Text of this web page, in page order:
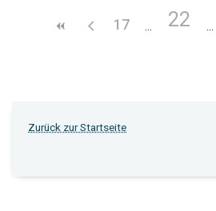
17 22
Zurück zur Startseite